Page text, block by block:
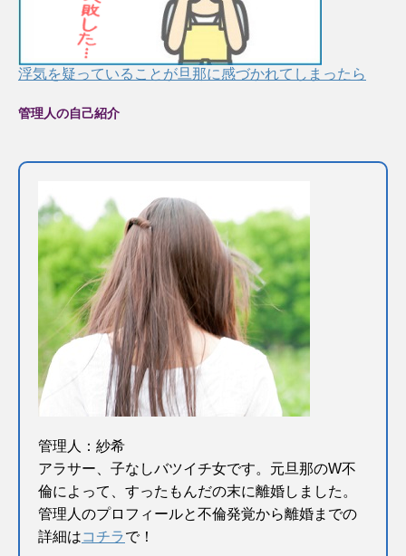
浮気を疑っていることが旦那に感づかれてしまったら
管理人の自己紹介
管理人：紗希
アラサー、子なしバツイチ女です。元旦那のW不
倫によって、すったもんだの末に離婚しました。
管理人のプロフィールと不倫発覚から離婚までの
詳細はコチラで！